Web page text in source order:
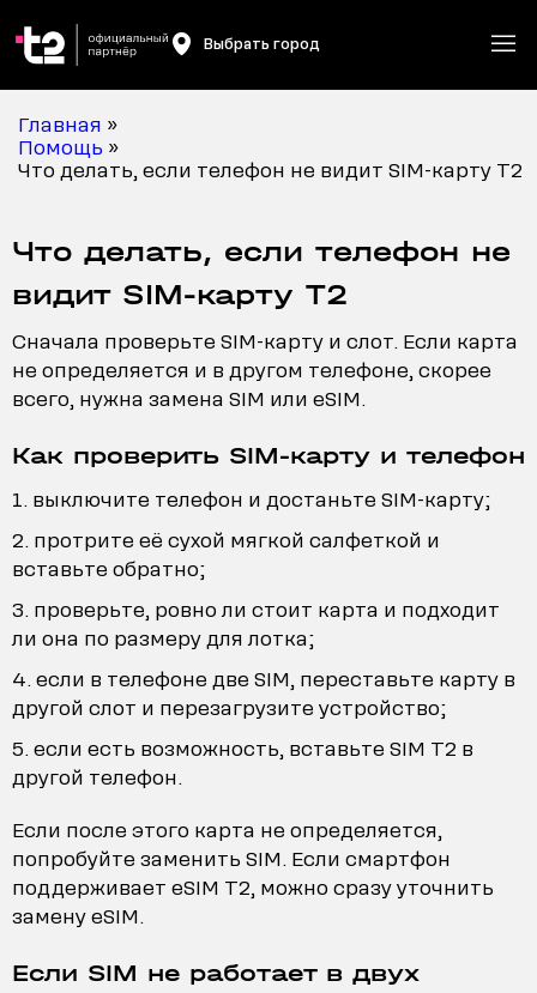
Выбрать город
Главная »
Помощь »
Что делать, если телефон не видит SIM-карту T2
Что делать, если телефон не
видит SIM-карту T2
Сначала проверьте SIM-карту и слот. Если карта
не определяется и в другом телефоне, скорее
всего, нужна замена SIM или eSIM.
Как проверить SIM-карту и телефон
выключите телефон и достаньте SIM-карту;
протрите её сухой мягкой салфеткой и
вставьте обратно;
проверьте, ровно ли стоит карта и подходит
ли она по размеру для лотка;
если в телефоне две SIM, переставьте карту в
другой слот и перезагрузите устройство;
если есть возможность, вставьте SIM T2 в
другой телефон.
Если после этого карта не определяется,
попробуйте заменить SIM. Если смартфон
поддерживает eSIM T2, можно сразу уточнить
замену eSIM.
Если SIM не работает в двух